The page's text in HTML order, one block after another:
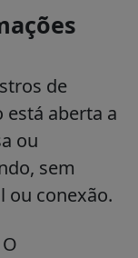
de
está aberta a
ou
sem
ou conexão.